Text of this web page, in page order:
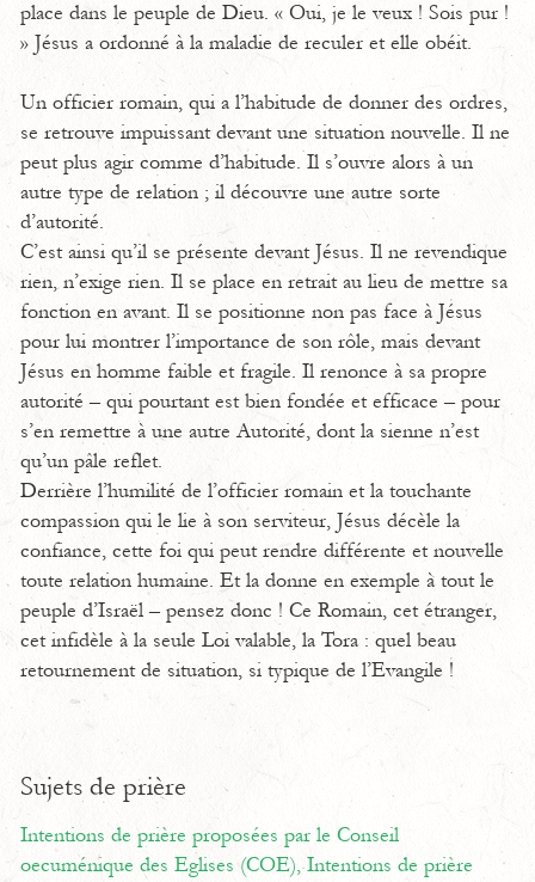
place dans le peuple de Dieu. « Oui, je le veux ! Sois pur !
» Jésus a ordonné à la maladie de reculer et elle obéit.
Un officier romain, qui a l’habitude de donner des ordres,
se retrouve impuissant devant une situation nouvelle. Il ne
peut plus agir comme d’habitude. Il s’ouvre alors à un
autre type de relation ; il découvre une autre sorte
d’autorité.
C’est ainsi qu’il se présente devant Jésus. Il ne revendique
rien, n’exige rien. Il se place en retrait au lieu de mettre sa
fonction en avant. Il se positionne non pas face à Jésus
pour lui montrer l’importance de son rôle, mais devant
Jésus en homme faible et fragile. Il renonce à sa propre
autorité – qui pourtant est bien fondée et efficace – pour
s’en remettre à une autre Autorité, dont la sienne n’est
qu’un pâle reflet.
Derrière l’humilité de l’officier romain et la touchante
compassion qui le lie à son serviteur, Jésus décèle la
confiance, cette foi qui peut rendre différente et nouvelle
toute relation humaine. Et la donne en exemple à tout le
peuple d’Israël – pensez donc ! Ce Romain, cet étranger,
cet infidèle à la seule Loi valable, la Tora : quel beau
retournement de situation, si typique de l’Evangile !
Sujets de prière
Intentions de prière proposées par le Conseil
oecuménique des Eglises (COE),Intentions de prière